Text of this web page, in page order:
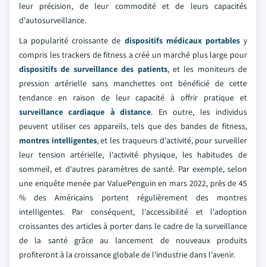
leur précision, de leur commodité et de leurs capacités
d'autosurveillance.
La popularité croissante de dispositifs médicaux portablesy
compris les trackers de fitness a créé un marché plus large pour
dispositifs de surveillance des patients, et les moniteurs de
pression artérielle sans manchettes ont bénéficié de cette
tendance en raison de leur capacité à offrir pratique et
surveillance cardiaque à distance. En outre, les individus
peuvent utiliser ces appareils, tels que des bandes de fitness,
montres intelligentes, et les traqueurs d'activité, pour surveiller
leur tension artérielle, l'activité physique, les habitudes de
sommeil, et d'autres paramètres de santé. Par exemple, selon
une enquête menée par ValuePenguin en mars 2022, près de 45
% des Américains portent régulièrement des montres
intelligentes. Par conséquent, l'accessibilité et l'adoption
croissantes des articles à porter dans le cadre de la surveillance
de la santé grâce au lancement de nouveaux produits
profiteront à la croissance globale de l'industrie dans l'avenir.